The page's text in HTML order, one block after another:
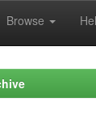
Browse